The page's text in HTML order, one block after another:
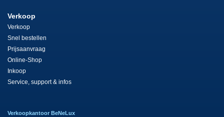
Verkoop
Verkoop
Snel bestellen
Prijsaanvraag
Online-Shop
Inkoop
Service, support & infos
Verkoopkantoor BeNeLux